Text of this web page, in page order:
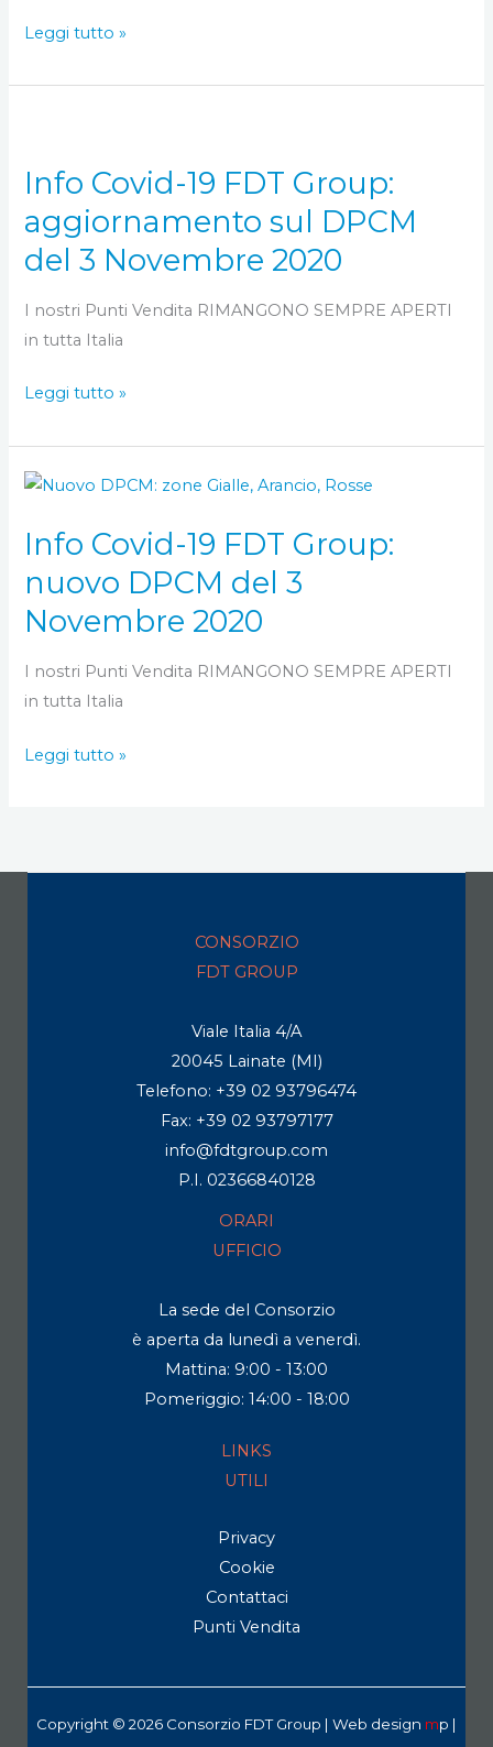
Leggi tutto »
Info Covid-19 FDT Group:
aggiornamento sul DPCM
del 3 Novembre 2020
I nostri Punti Vendita RIMANGONO SEMPRE APERTI
in tutta Italia
19
FDT
Group:
aggiornamento
sul
DPCM
3
2020
Leggi tutto »
Info Covid-19 FDT Group:
nuovo DPCM del 3
Novembre 2020
I nostri Punti Vendita RIMANGONO SEMPRE APERTI
in tutta Italia
Info
19
FDT
nuovo
DPCM
del
Novembre
Leggi tutto »
CONSORZIO
FDT GROUP
Viale Italia 4/A
20045 Lainate (MI)
Telefono: +39 02 93796474
Fax: +39 02 93797177
info@fdtgroup.com
P.I. 02366840128
ORARI
UFFICIO
La sede del Consorzio
è aperta da lunedì a venerdì.
Mattina: 9:00 - 13:00
Pomeriggio: 14:00 - 18:00
LINKS
UTILI
Privacy
Cookie
Contattaci
Punti Vendita
Copyright © 2026 Consorzio FDT Group | Web design mp |